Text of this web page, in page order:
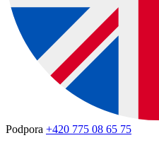
Podpora +420 775 08 65 75